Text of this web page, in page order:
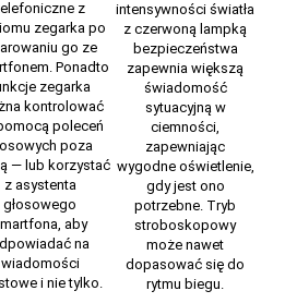
z
zegarka po
go ze
Ponadto
zegarka
kontrolować
poleceń
poza
— lub korzystać
z asystenta
głosowego
aby
na
wiadomości
i nie tylko.
intensywności światła
z czerwoną lampką
bezpieczeństwa
zapewnia większą
świadomość
sytuacyjną w
ciemności,
zapewniając
wygodne oświetlenie,
gdy jest ono
potrzebne. Tryb
stroboskopowy
może nawet
dopasować się do
rytmu biegu.